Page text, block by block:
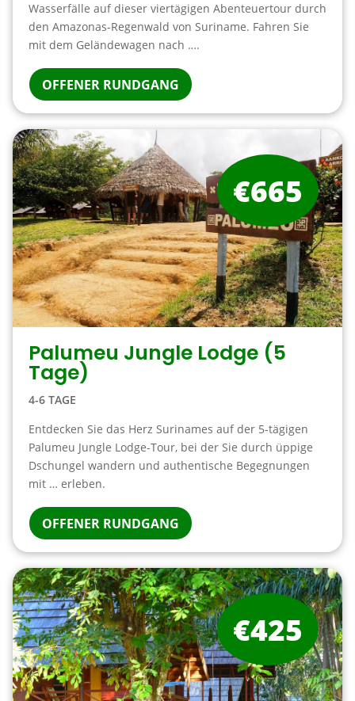
Wasserfälle auf dieser viertägigen Abenteuertour durch
den Amazonas-Regenwald von Suriname. Fahren Sie
mit dem Geländewagen nach ….
OFFENER RUNDGANG
Palumeu Jungle Lodge (5
Tage)
4-6 TAGE
Entdecken Sie das Herz Surinames auf der 5-tägigen
Palumeu Jungle Lodge-Tour, bei der Sie durch üppige
Dschungel wandern und authentische Begegnungen
mit … erleben.
OFFENER RUNDGANG
€665
€425